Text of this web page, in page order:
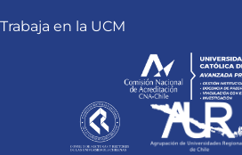
Trabaja en la UCM